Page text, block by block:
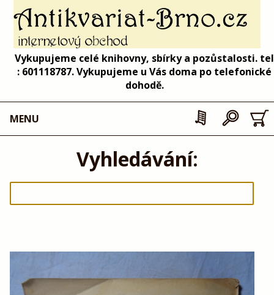
Vykupujeme celé knihovny, sbírky a pozůstalosti. tel
: 601118787. Vykupujeme u Vás doma po telefonické
dohodě.
MENU
Vyhledávání: